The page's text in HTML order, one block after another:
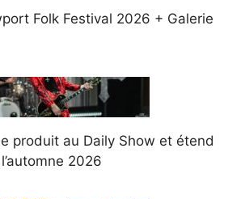
Folk Festival 2026 + Galerie
produit au Daily Show et étend
2026